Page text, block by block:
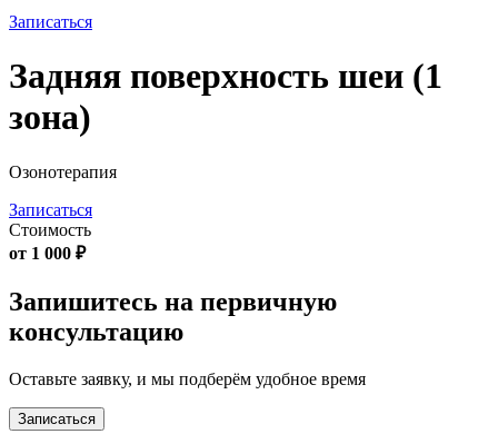
Записаться
Skip
to
Задняя поверхность шеи (1
зона)
Озонотерапия
Записаться
Стоимость
от 1 000 ₽
Запишитесь на первичную
консультацию
Оставьте заявку, и мы подберём удобное время
Записаться